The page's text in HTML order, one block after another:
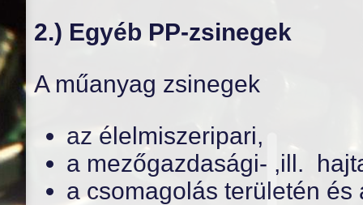
2.) Egyéb PP-zsinegek
A műanyag zsinegek
az élelmiszeripari,
a mezőgazdasági- ,ill.
a csomagolás területén és